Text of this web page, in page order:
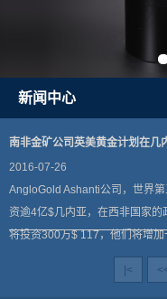
新闻中心
南非金矿公司英美黄金计划在几
2016-07-26
AngloGold Ashanti公司，世界
资逾4亿$几内亚，在西非国家的
将投资300万$ 117，他们将增
|<